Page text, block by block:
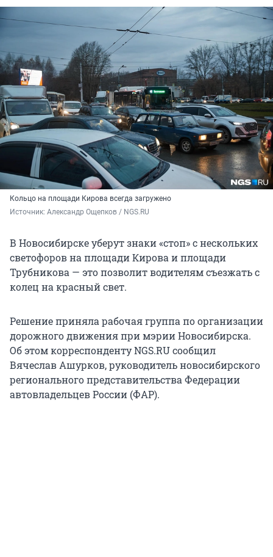
Кольцо на площади Кирова всегда загружено
Источник: Александр Ощепков / NGS.RU
В Новосибирске уберут знаки «стоп» с нескольких
светофоров на площади Кирова и площади
Трубникова — это позволит водителям съезжать с
колец на красный свет.
Решение приняла рабочая группа по организации
дорожного движения при мэрии Новосибирска.
Об этом корреспонденту NGS.RU сообщил
Вячеслав Ашурков, руководитель новосибирского
регионального представительства Федерации
автовладельцев России (ФАР).